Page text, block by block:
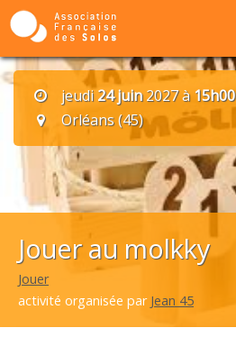
jeudi24 juin2027 à15h00
Orléans (45)
Jouer au molkky
Jouer
activité organisée par Jean 45